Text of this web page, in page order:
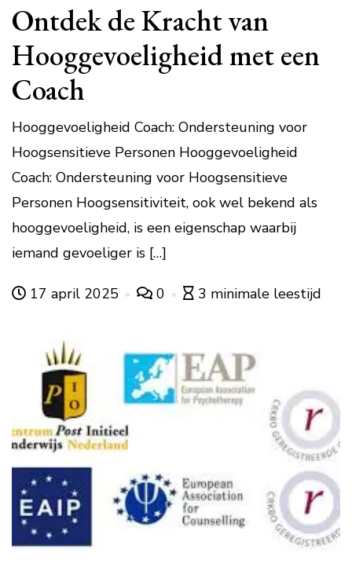
Ontdek de Kracht van
Hooggevoeligheid met een
Coach
Hooggevoeligheid Coach: Ondersteuning voor
Hoogsensitieve Personen Hooggevoeligheid
Coach: Ondersteuning voor Hoogsensitieve
Personen Hoogsensitiviteit, ook wel bekend als
hooggevoeligheid, is een eigenschap waarbij
iemand gevoeliger is […]
17 april 2025 0 3 minimale leestijd